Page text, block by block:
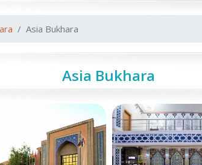
Asia Bukhara
Asia Bukhara